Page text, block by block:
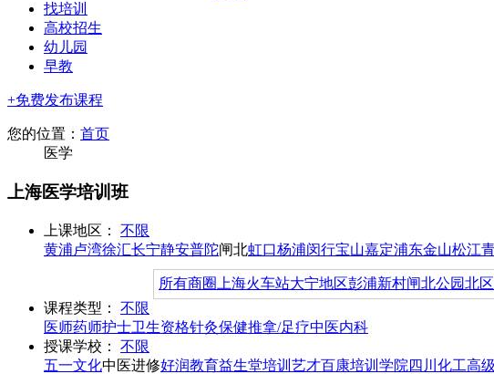
找培训
高校招生
幼儿园
早教
+免费发布课程
您的位置： 首页
医学
上海医学培训班
上课地区：
不限
黄浦卢湾徐汇长宁静安普陀闸北虹口杨浦闵行宝山嘉定浦东金山松江
所有商圈 上海火车站大宁地区彭浦新村闸北公园北
课程类型：
不限
医师药师护士卫生资格针灸保健推拿/足疗中医内科
授课学校：
不限
五一文化中医进修好润教育益生堂培训 艺才百康培训学院 四川化工高级